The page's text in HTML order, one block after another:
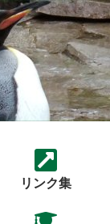
リンク集